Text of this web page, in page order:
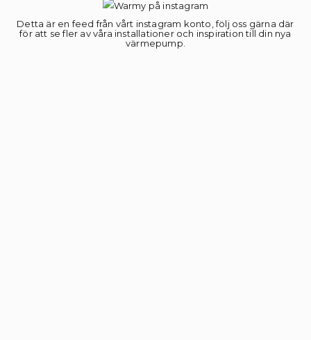
Detta är en feed från vårt instagram konto, följ oss gärna där
för att se fler av våra installationer och inspiration till din nya
värmepump.